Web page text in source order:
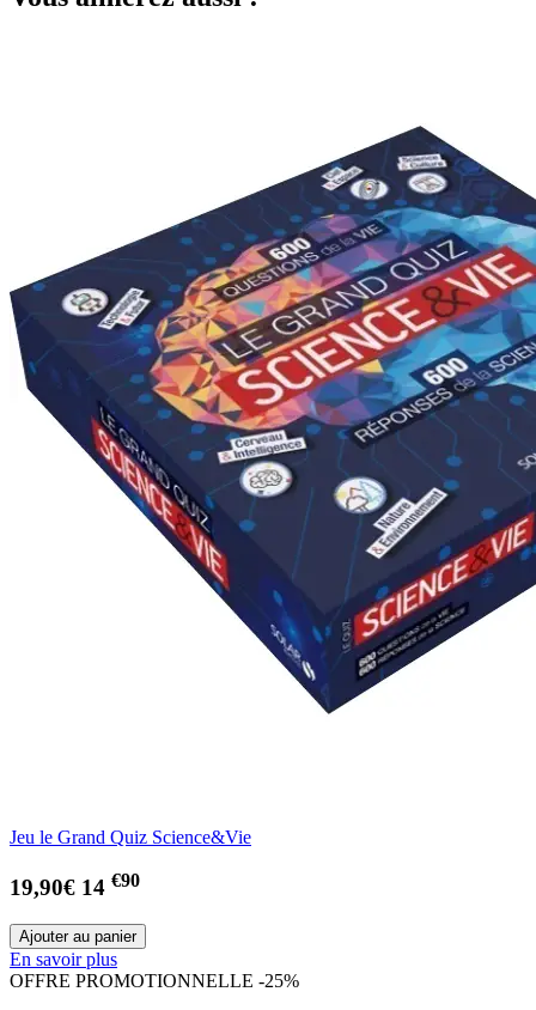
Jeu le Grand Quiz Science&Vie
19,90€ 14 €90
En savoir plus
OFFRE PROMOTIONNELLE -25%